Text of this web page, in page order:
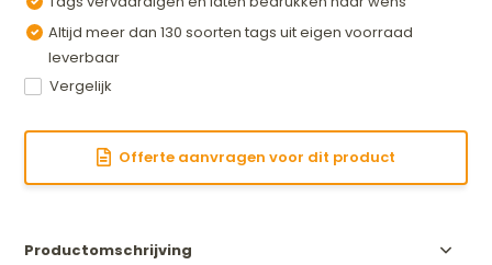
Altijd meer dan 130 soorten tags uit eigen voorraad
leverbaar
Vergelijk
Offerte aanvragen voor dit product
Productomschrijving